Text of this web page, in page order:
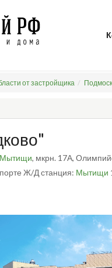
от застройщика
Мытищи, мкрн. 17А,
Ж/Д станция: Мытищи